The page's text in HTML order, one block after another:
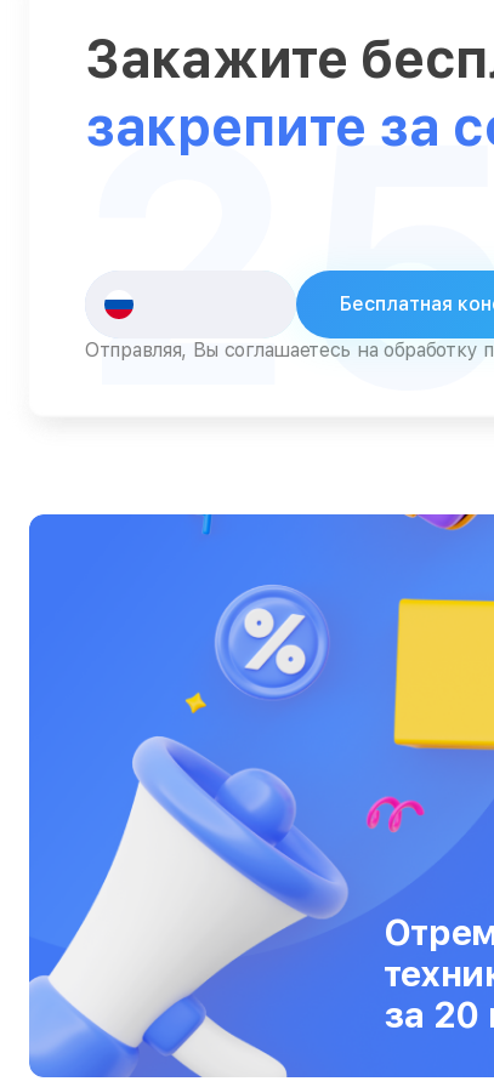
Закажите
закрепите за
Бесплатная
Отправляя, Вы соглашаетесь на обработку
за 20